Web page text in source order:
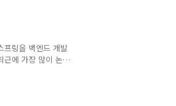
it to a
프링을 백엔드 개발
근에 가장 많이 논
, 개인적으로는 서